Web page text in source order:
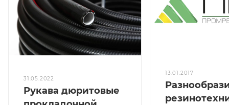
31.05.2022
Рукава дюритовые
13.01.2017